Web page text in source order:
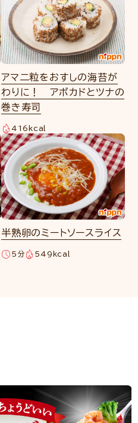
アマ二粒をおすしの海苔が
わりに！ アボカドとツナの
巻き寿司
416kcal
半熟卵のミートソースライス
5分 549kcal